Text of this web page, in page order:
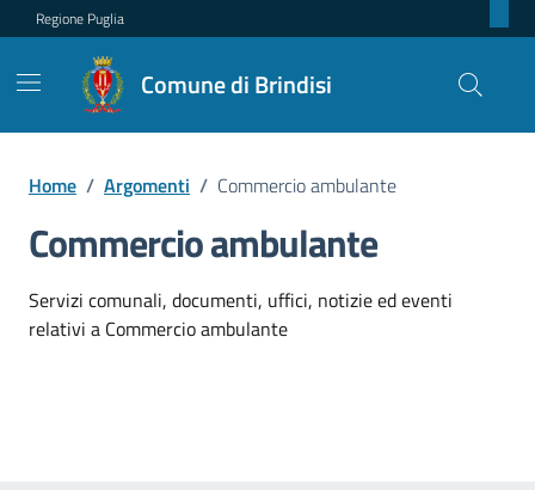
Regione Puglia
Comune di Brindisi
Home / Argomenti / Commercio ambulante
Commercio ambulante
Dettagli dell'argomento
Servizi comunali, documenti, uffici, notizie ed eventi
relativi a Commercio ambulante